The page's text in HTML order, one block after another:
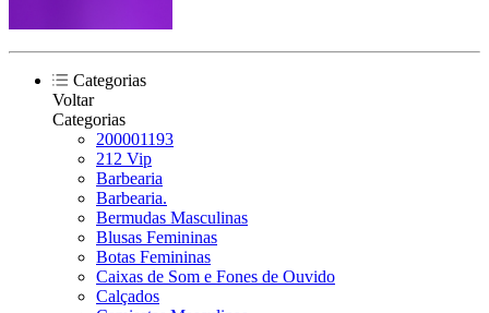
Categorias
Voltar
Categorias
200001193
212 Vip
Barbearia
Barbearia.
Bermudas Masculinas
Blusas Femininas
Botas Femininas
Caixas de Som e Fones de Ouvido
Calçados